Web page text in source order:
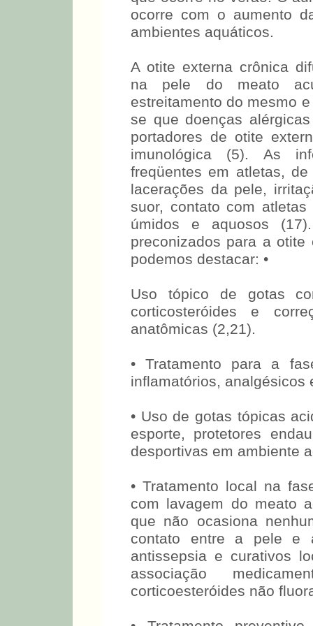
ocorre com o aumento
ambientes aquáticos.
A otite externa crônica
na pele do meato
estreitamento do mesmo
se que doenças
portadores de otite
imunológica (5). As
freqüentes em atletas,
lacerações da pele,
suor, contato com
úmidos e aquosos
preconizados para a
podemos destacar: •
Uso tópico de gotas
corticosteróides e
anatômicas (2,21).
• Tratamento para a
inflamatórios, analgésicos
• Uso de gotas tópicas
esporte, protetores
desportivas em ambiente
• Tratamento local na
com lavagem do meato
que não ocasiona
contato entre a pele e
antissepsia e curativos
associação
corticoesteróides não